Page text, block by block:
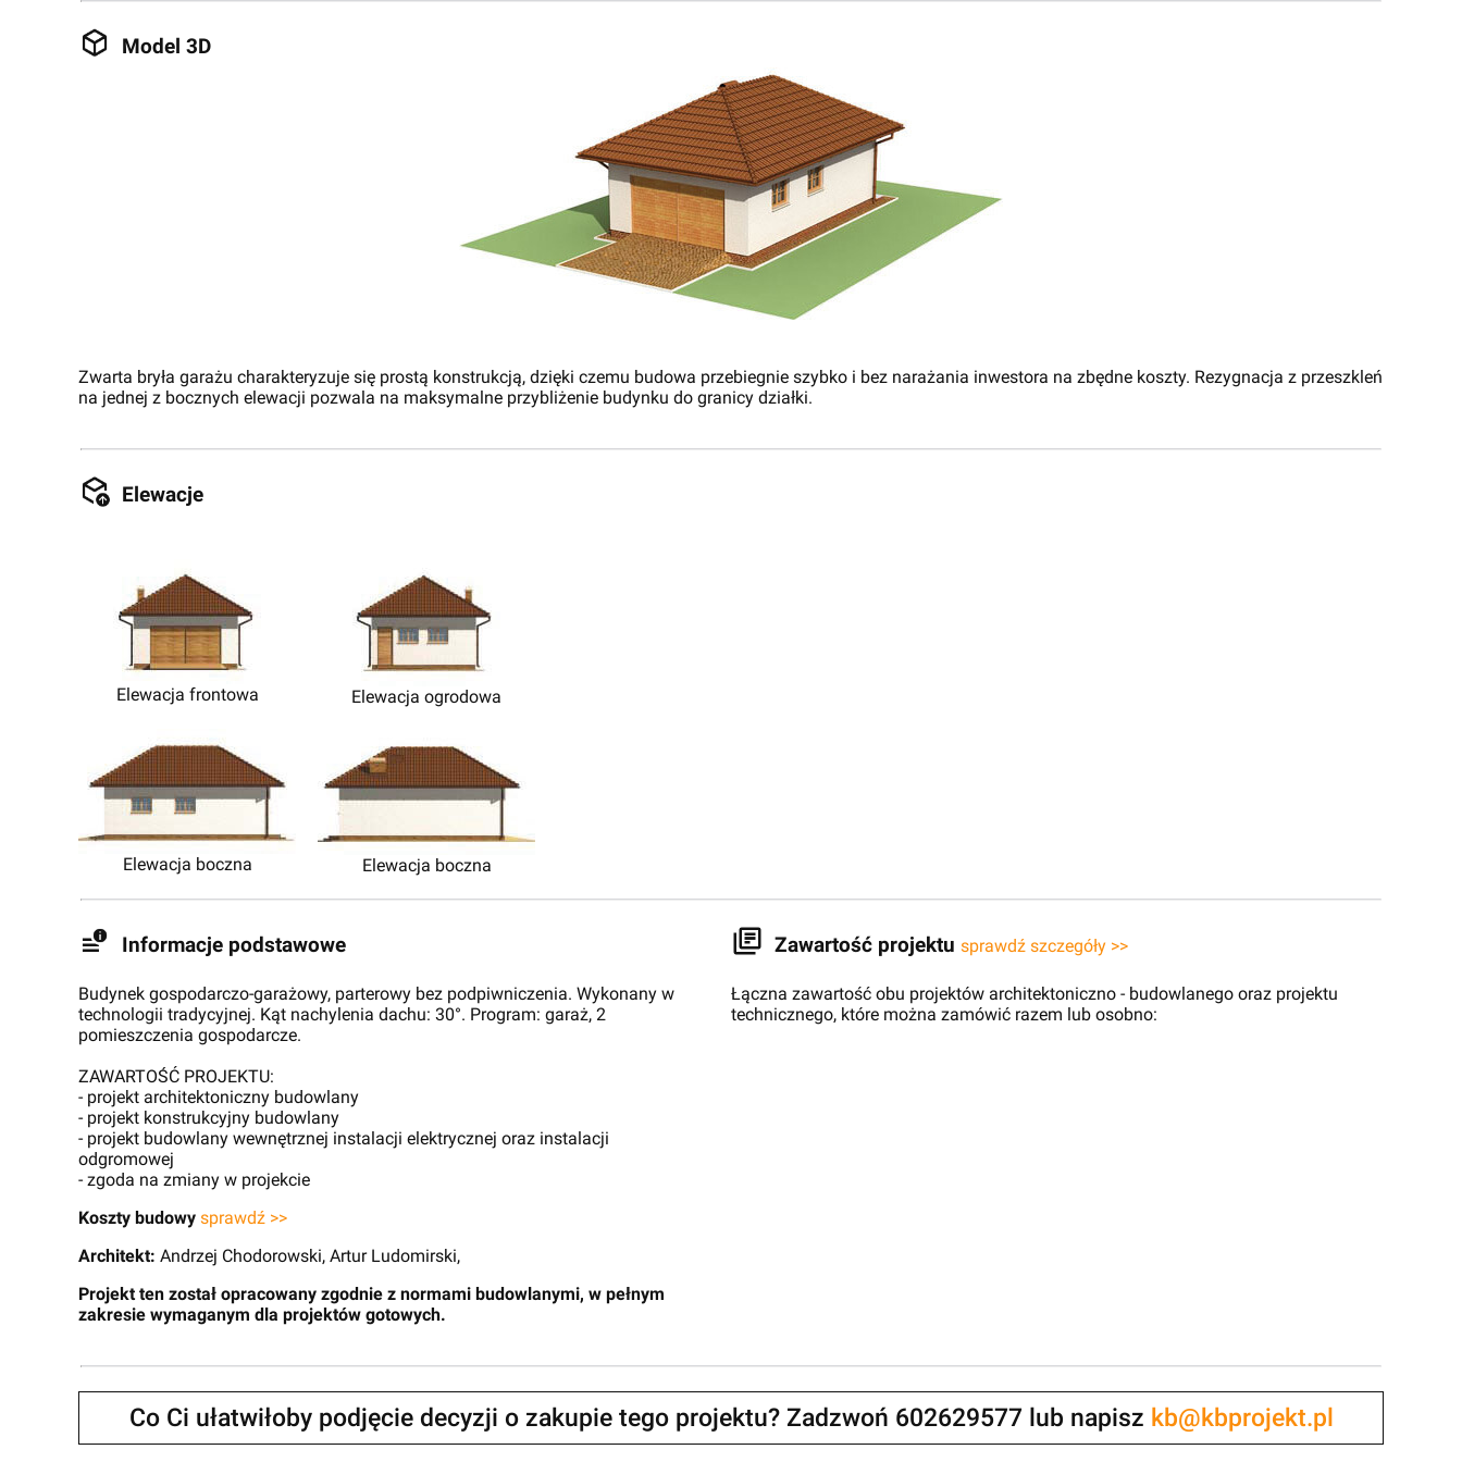
Model 3D
Zwarta bryła garażu charakteryzuje się prostą konstrukcją, dzięki czemu budowa przebiegnie szybko i bez narażania inwestora na zbędne koszty. Rezygnacja z przeszkleń
na jednej z bocznych elewacji pozwala na maksymalne przybliżenie budynku do granicy działki.
Elewacje
Elewacja frontowa Elewacja ogrodowa
Elewacja boczna Elewacja boczna
Informacje podstawowe
Budynek gospodarczo-garażowy, parterowy bez podpiwniczenia. Wykonany w
technologii tradycyjnej. Kąt nachylenia dachu: 30°. Program: garaż, 2
pomieszczenia gospodarcze.
ZAWARTOŚĆ PROJEKTU:
- projekt architektoniczny budowlany
- projekt konstrukcyjny budowlany
- projekt budowlany wewnętrznej instalacji elektrycznej oraz instalacji
odgromowej
- zgoda na zmiany w projekcie
Koszty budowy sprawdź >>
Architekt: Andrzej Chodorowski, Artur Ludomirski,
Projekt ten został opracowany zgodnie z normami budowlanymi, w pełnym
zakresie wymaganym dla projektów gotowych.
Zawartość projektu sprawdź szczegóły >>
Łączna zawartość obu projektów architektoniczno - budowlanego oraz projektu
technicznego, które można zamówić razem lub osobno:
Co Ci ułatwiłoby podjęcie decyzji o zakupie tego projektu? Zadzwoń 602629577 lub napisz kb@kbprojekt.pl